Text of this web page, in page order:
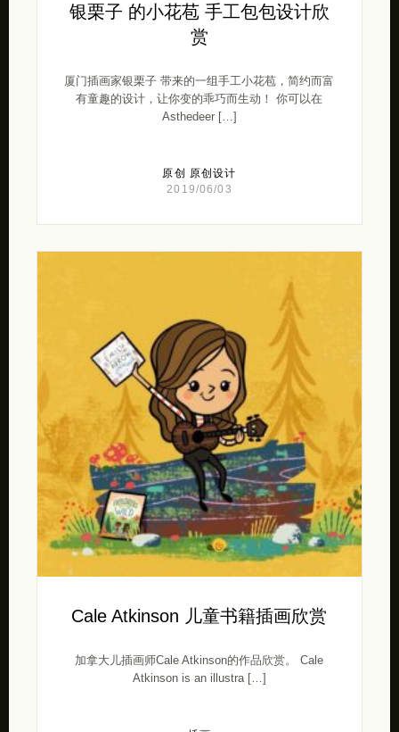
银栗子 的小花苞 手工包包设计欣
赏
厦门插画家银栗子 带来的一组手工小花苞，简约而富
有童趣的设计，让你变的乖巧而生动！ 你可以在
Asthedeer […]
原创
原创设计
2019/06/03
Cale Atkinson 儿童书籍插画欣赏
加拿大儿插画师Cale Atkinson的作品欣赏。 Cale
Atkinson is an illustra […]